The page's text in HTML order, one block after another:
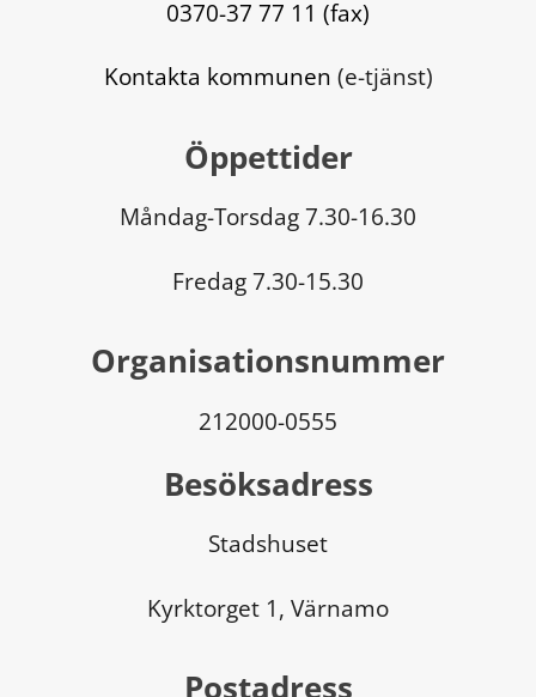
0370-37 77 11 (fax)
Kontakta kommunen (e-tjänst)
Öppettider
Måndag-Torsdag 7.30-16.30
Fredag 7.30-15.30
Organisationsnummer
212000-0555
Besöksadress
Stadshuset
Kyrktorget 1, Värnamo
Postadress